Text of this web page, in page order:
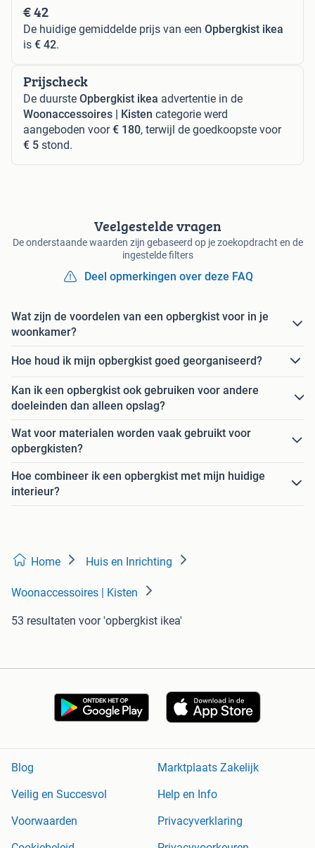
€ 42
De huidige gemiddelde prijs van een Opbergkist ikea
is € 42.
Prijscheck
De duurste Opbergkist ikea advertentie in de
Woonaccessoires | Kisten categorie werd
aangeboden voor€ 180, terwijl de goedkoopste voor
€ 5 stond.
Veelgestelde vragen
De onderstaande waarden zijn gebaseerd op je zoekopdracht en de
ingestelde filters
Deel opmerkingen over deze FAQ
Wat zijn de voordelen van een opbergkist voor in je
woonkamer?
Hoe houd ik mijn opbergkist goed georganiseerd?
Kan ik een opbergkist ook gebruiken voor andere
doeleinden dan alleen opslag?
Wat voor materialen worden vaak gebruikt voor
opbergkisten?
Hoe combineer ik een opbergkist met mijn huidige
interieur?
Home Huis en Inrichting
Woonaccessoires | Kisten
53 resultaten voor 'opbergkist ikea'
Blog
Marktplaats Zakelijk
Veilig en Succesvol
Help en Info
Voorwaarden
Privacyverklaring